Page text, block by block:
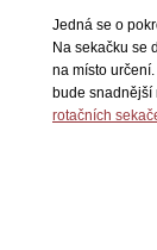
Jedná se o
Na sekačku se
na místo
bude snadnější
rotačních